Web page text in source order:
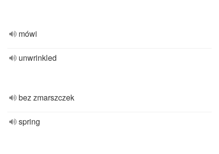
mówi
unwrinkled
bez zmarszczek
spring